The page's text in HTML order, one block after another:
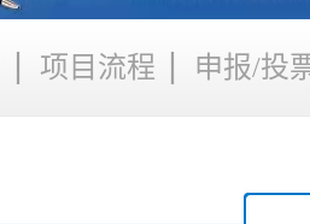
项目流程 申报/投